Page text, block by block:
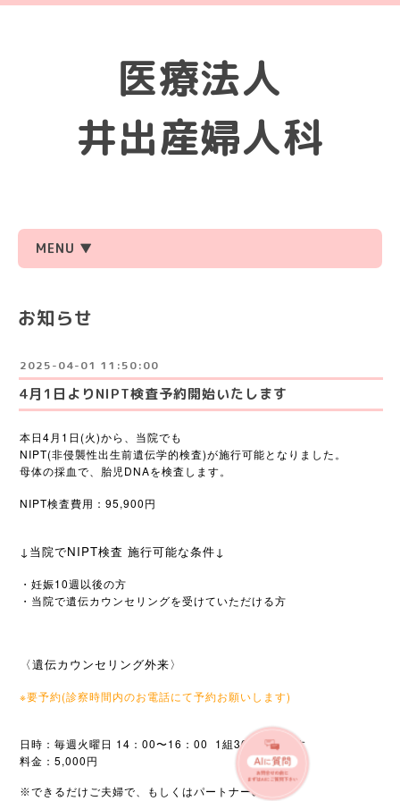
医療法人
井出産婦人科
MENU ▼
お知らせ
2025-04-01 11:50:00
4月1日よりNIPT検査予約開始いたします
本日4月1日(火)から、当院でも
NIPT(非侵襲性出生前遺伝学的検査)が施行可能となりました。
母体の採血で、胎児DNAを検査します。
NIPT検査費用：95,900円
↓当院でNIPT検査 施行可能な条件↓
・妊娠10週以後の方
・当院で遺伝カウンセリングを受けていただける方
〈遺伝カウンセリング外来〉
※要予約(診察時間内のお電話にて予約お願いします)
日時：毎週火曜日 14：00〜16：00 1組30分ほどです
料金：5,000円
※できるだけご夫婦で、もしくはパートナーの方と